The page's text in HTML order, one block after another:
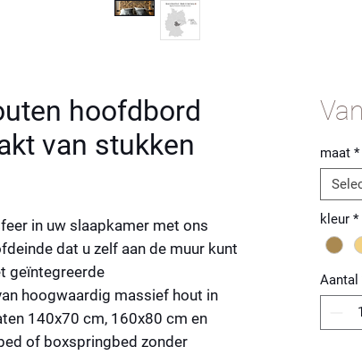
hoofdbord
van stukken
in uw slaapkamer met ons
dat u zelf aan de muur kunt
geïntegreerde
hoogwaardig massief hout in
140x70 cm, 160x80 cm en
of boxspringbed zonder
maat *
kleur *
Aantal